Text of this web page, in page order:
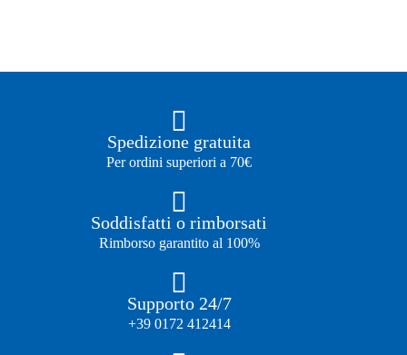
Spedizione gratuita
Per ordini superiori a 70€
Soddisfatti o rimborsati
Rimborso garantito al 100%
Supporto 24/7
+39 0172 412414